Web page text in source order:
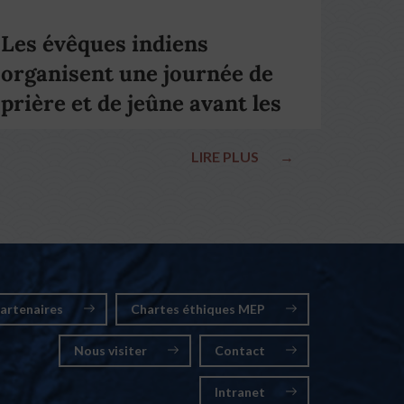
Les évêques indiens
organisent une journée de
prière et de jeûne avant les
LIRE PLUS →
Chartes éthiques MEP
Nous visiter Contact
Intranet